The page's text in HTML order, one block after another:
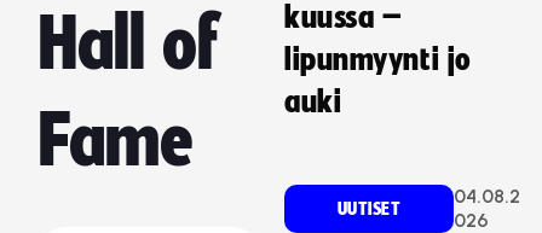
Hall of
Fame
kuussa –
lipunmyynti jo
auki
UUTISET
04.08.2
026